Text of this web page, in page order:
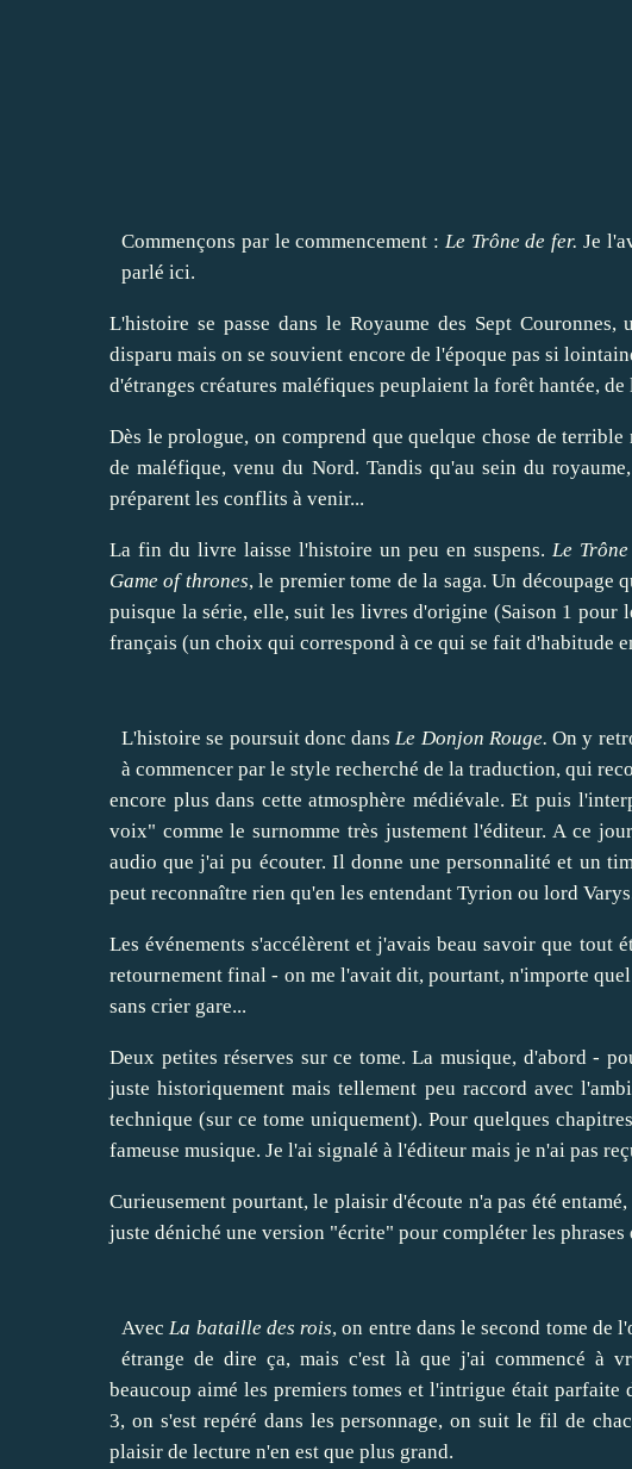
Commençons par le commencement : Le Trône de fer. Je
parlé ici.
L'histoire se passe dans le Royaume des Sept
disparu mais on se souvient encore de l'époque pas si
d'étranges créatures maléfiques peuplaient la forêt hantée,
Dès le prologue, on comprend que quelque chose de
de maléfique, venu du Nord. Tandis qu'au sein du
préparent les conflits à venir...
La fin du livre laisse l'histoire un peu en suspens. Le
Game of thrones, le premier tome de la saga. Un découpage
puisque la série, elle, suit les livres d'origine (Saison 1 pour
français (un choix qui correspond à ce qui se fait d'habitude
L'histoire se poursuit donc dans Le Donjon Rouge. On y
à commencer par le style recherché de la traduction, qui
encore plus dans cette atmosphère médiévale. Et puis
voix" comme le surnomme très justement l'éditeur. A ce
audio que j'ai pu écouter. Il donne une personnalité et un
peut reconnaître rien qu'en les entendant Tyrion ou lord
Les événements s'accélèrent et j'avais beau savoir que tout
retournement final - on me l'avait dit, pourtant, n'importe
sans crier gare...
Deux petites réserves sur ce tome. La musique, d'abord -
juste historiquement mais tellement peu raccord avec
technique (sur ce tome uniquement). Pour quelques
fameuse musique. Je l'ai signalé à l'éditeur mais je n'ai pas
Curieusement pourtant, le plaisir d'écoute n'a pas été
juste déniché une version "écrite" pour compléter les
Avec La bataille des rois, on entre dans le second tome de
étrange de dire ça, mais c'est là que j'ai commencé à
beaucoup aimé les premiers tomes et l'intrigue était
3, on s'est repéré dans les personnage, on suit le fil de
plaisir de lecture n'en est que plus grand.